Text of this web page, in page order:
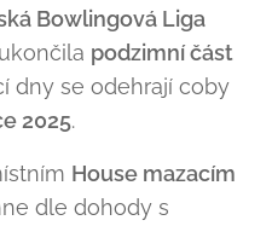
Bowlingová Liga
podzimní část
dny se odehrají coby
2025.
House mazacím
dle dohody s